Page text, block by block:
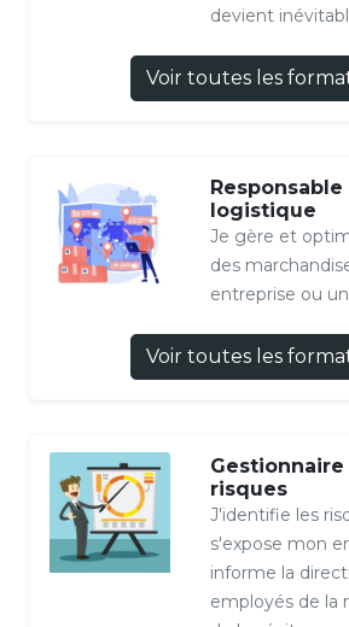
devient
Voir toutes les
Responsable
logistique
Je gère et
des
entreprise ou
Voir toutes les
Gestionnaire
risques
J'identifie les
s'expose mon
informe la
employés de la